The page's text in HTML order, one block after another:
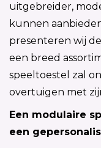
uitgebreider,
kunnen
presenteren wij de
een breed
speeltoestel zal
overtuigen met
Een modulaire
een